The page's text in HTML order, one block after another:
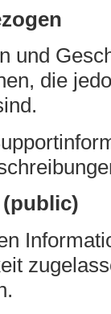
und
die